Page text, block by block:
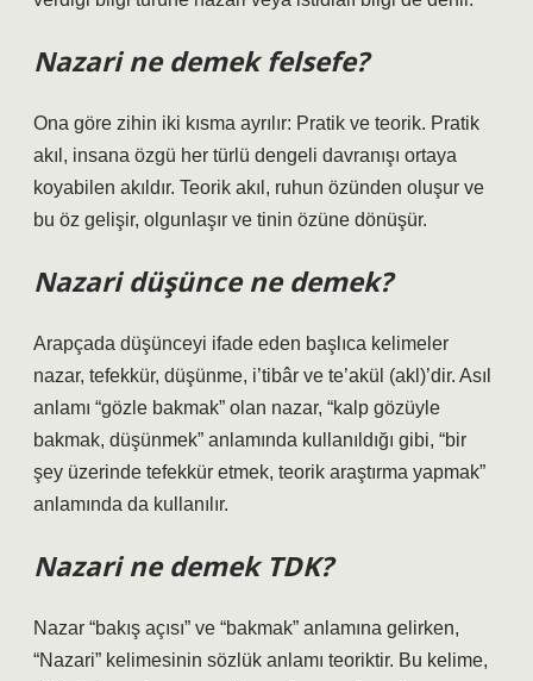
Nazari ne demek felsefe?
Ona göre zihin iki kısma ayrılır: Pratik ve teorik. Pratik
akıl, insana özgü her türlü dengeli davranışı ortaya
koyabilen akıldır. Teorik akıl, ruhun özünden oluşur ve
bu öz gelişir, olgunlaşır ve tinin özüne dönüşür.
Nazari düşünce ne demek?
Arapçada düşünceyi ifade eden başlıca kelimeler
nazar, tefekkür, düşünme, i’tibâr ve te’akül (akl)’dir. Asıl
anlamı “gözle bakmak” olan nazar, “kalp gözüyle
bakmak, düşünmek” anlamında kullanıldığı gibi, “bir
şey üzerinde tefekkür etmek, teorik araştırma yapmak”
anlamında da kullanılır.
Nazari ne demek TDK?
Nazar “bakış açısı” ve “bakmak” anlamına gelirken,
“Nazari” kelimesinin sözlük anlamı teoriktir. Bu kelime,